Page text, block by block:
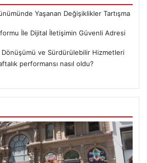
Yaşanan Değişiklikler Tartışma
İle Dijital İletişimin Güvenli Adresi
ve Sürdürülebilir Hizmetleri
performansı nasıl oldu?